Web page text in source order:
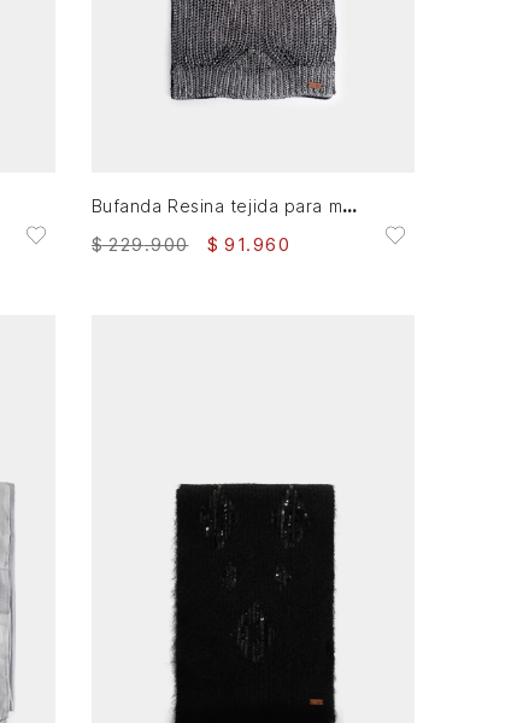
Bufanda Resina tejida para mujer efecto metalizado
$ 229.900 $ 91.960